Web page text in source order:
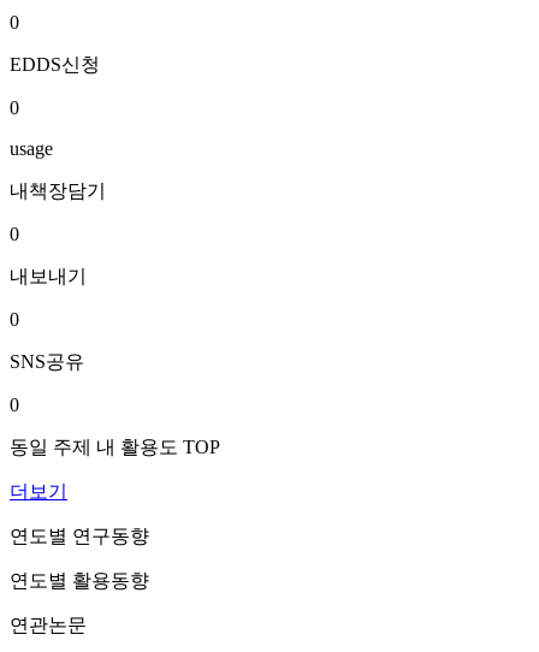
0
EDDS신청
0
usage
내책장담기
0
내보내기
0
SNS공유
0
동일 주제 내 활용도 TOP
더보기
연도별 연구동향
연도별 활용동향
연관논문